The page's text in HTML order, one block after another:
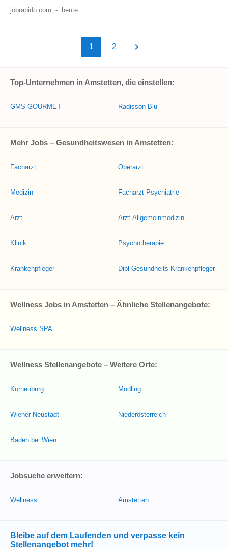
jobrapido.com - heute
1 2
Top-Unternehmen in Amstetten, die einstellen:
GMS GOURMET Radisson Blu
Mehr Jobs – Gesundheitswesen in Amstetten:
Facharzt
Medizin
Arzt
Klinik
Krankenpfleger
Oberarzt
Facharzt Psychiatrie
Arzt Allgemeinmedizin
Psychotherapie
Dipl Gesundheits Krankenpfleger
Wellness Jobs in Amstetten – Ähnliche Stellenangebote:
Wellness SPA
Wellness Stellenangebote – Weitere Orte:
Korneuburg
Wiener Neustadt
Baden bei Wien
Mödling
Niederösterreich
Jobsuche erweitern:
Wellness Amstetten
Bleibe auf dem Laufenden und verpasse kein
Stellenangebot mehr!